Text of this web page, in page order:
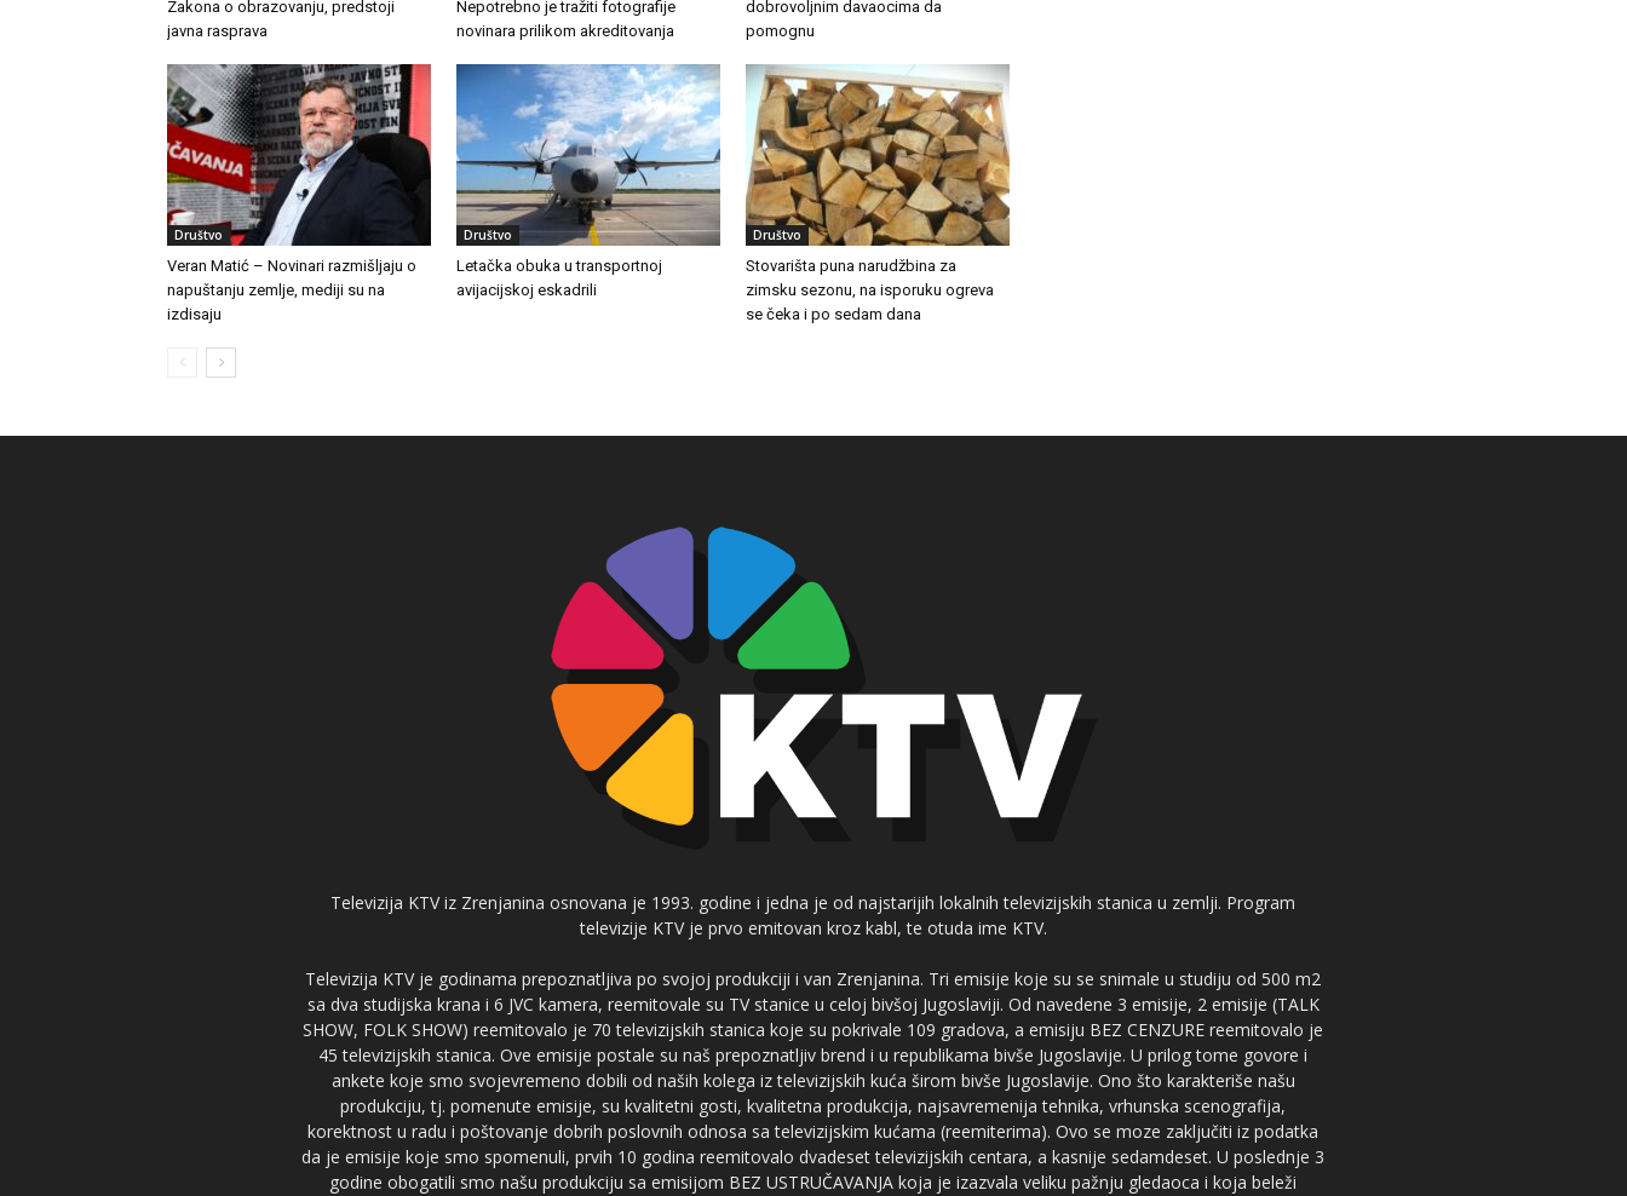
Zakona o obrazovanju, predstoji
javna rasprava
Nepotrebno je tražiti fotografije
novinara prilikom akreditovanja
dobrovoljnim davaocima da
pomognu
Društvo
Veran Matić – Novinari razmišljaju o
napuštanju zemlje, mediji su na
izdisaju
Društvo
Letačka obuka u transportnoj
avijacijskoj eskadrili
Društvo
Stovarišta puna narudžbina za
zimsku sezonu, na isporuku ogreva
se čeka i po sedam dana
Televizija KTV iz Zrenjanina osnovana je 1993. godine i jedna je od najstarijih lokalnih televizijskih stanica u zemlji. Program
televizije KTV je prvo emitovan kroz kabl, te otuda ime KTV.
Televizija KTV je godinama prepoznatljiva po svojoj produkciji i van Zrenjanina. Tri emisije koje su se snimale u studiju od 500 m2
sa dva studijska krana i 6 JVC kamera, reemitovale su TV stanice u celoj bivšoj Jugoslaviji. Od navedene 3 emisije, 2 emisije (TALK
SHOW, FOLK SHOW) reemitovalo je 70 televizijskih stanica koje su pokrivale 109 gradova, a emisiju BEZ CENZURE reemitovalo je
45 televizijskih stanica. Ove emisije postale su naš prepoznatljiv brend i u republikama bivše Jugoslavije. U prilog tome govore i
ankete koje smo svojevremeno dobili od naših kolega iz televizijskih kuća širom bivše Jugoslavije. Ono što karakteriše našu
produkciju, tj. pomenute emisije, su kvalitetni gosti, kvalitetna produkcija, najsavremenija tehnika, vrhunska scenografija,
korektnost u radu i poštovanje dobrih poslovnih odnosa sa televizijskim kućama (reemiterima). Ovo se moze zaključiti iz podatka
da je emisije koje smo spomenuli, prvih 10 godina reemitovalo dvadeset televizijskih centara, a kasnije sedamdeset. U poslednje 3
godine obogatili smo našu produkciju sa emisijom BEZ USTRUČAVANJA koja je izazvala veliku pažnju gledaoca i koja beleži